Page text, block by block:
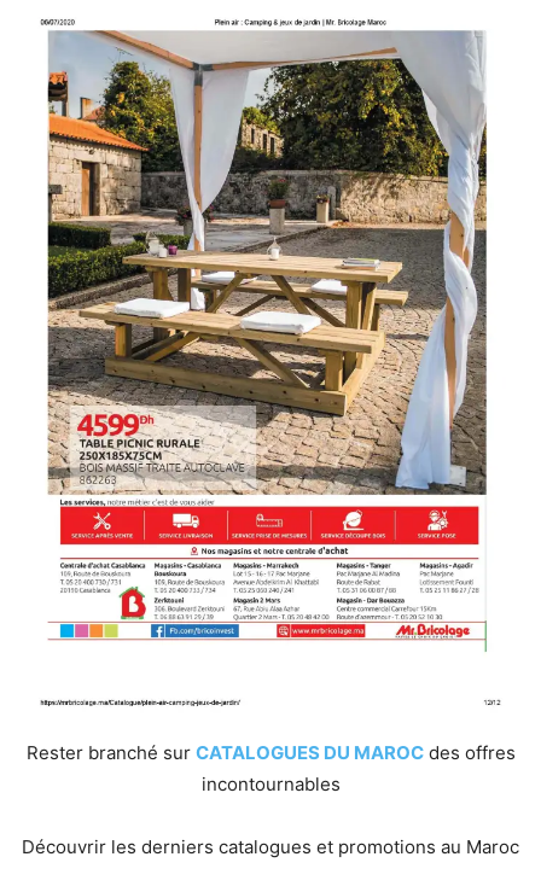
Rester branché sur CATALOGUES DU MAROCdes offres
incontournables
Découvrir les derniers catalogues et promotions au Maroc